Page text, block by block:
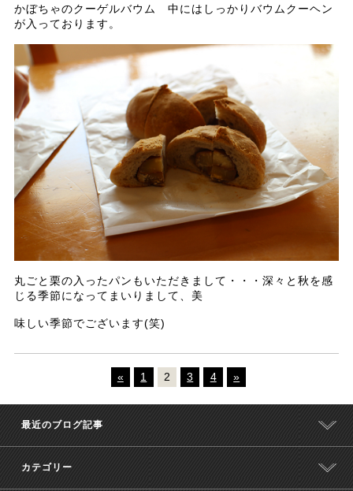
かぼちゃのクーゲルバウム 中にはしっかりバウムクーヘン
が入っております。
丸ごと栗の入ったパンもいただきまして・・・深々と秋を感
じる季節になってまいりまして、美
味しい季節でございます(笑)
« 1 2 3 4 »
最近のブログ記事
カテゴリー